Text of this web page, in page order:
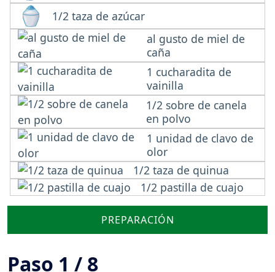
1/2 taza de azúcar
al gusto de miel de
caña
1 cucharadita de
vainilla
1/2 sobre de canela
en polvo
1 unidad de clavo de
olor
1/2 taza de quinua
1/2 pastilla de cuajo
PREPARACIÓN
Paso 1 / 8